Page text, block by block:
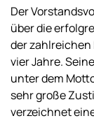
Der
über die
der zahlreichen
vier Jahre.
unter dem
sehr große
verzeichnet